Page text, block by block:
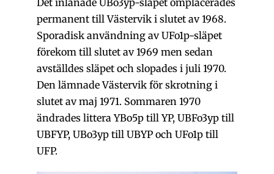
permanent till Västervik i slutet av 1968.
Sporadisk användning av UFo1p-släpet
förekom till slutet av 1969 men sedan
avställdes släpet och slopades i juli 1970.
Den lämnade Västervik för skrotning i
slutet av maj 1971. Sommaren 1970
ändrades littera YBo5p till YP, UBFo3yp till
UBFYP, UBo3yp till UBYP och UFo1p till
UFP.